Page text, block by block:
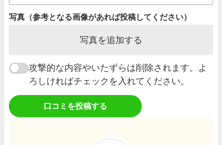
写真（参考となる画像があれば投稿してください）
写真を追加する
攻撃的な内容やいたずらは削除されます。よ
ろしければチェックを入れてください。
口コミを投稿する